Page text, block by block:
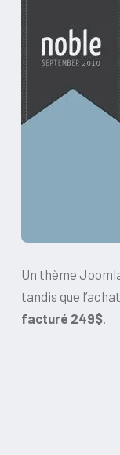
Un thème
tandis que
facturé 249$.